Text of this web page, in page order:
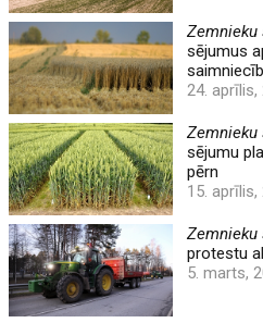
Zemnieku
sējumus
24. aprīlis,
Zemnieku
sējumu
pērn
15. aprīlis,
Zemnieku
protestu
5. marts,